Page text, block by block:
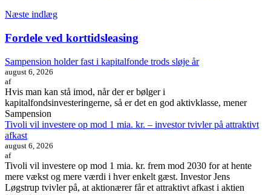
Næste indlæg
Fordele ved korttidsleasing
Sampension holder fast i kapitalfonde trods sløje år
august 6, 2026
af
Hvis man kan stå imod, når der er bølger i
kapitalfondsinvesteringerne, så er det en god aktivklasse, mener
Sampension
Tivoli vil investere op mod 1 mia. kr. – investor tvivler på attraktivt
afkast
august 6, 2026
af
Tivoli vil investere op mod 1 mia. kr. frem mod 2030 for at hente
mere vækst og mere værdi i hver enkelt gæst. Investor Jens
Løgstrup tvivler på, at aktionærer får et attraktivt afkast i aktien